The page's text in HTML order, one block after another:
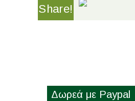
Share!
Δωρεά με Paypal